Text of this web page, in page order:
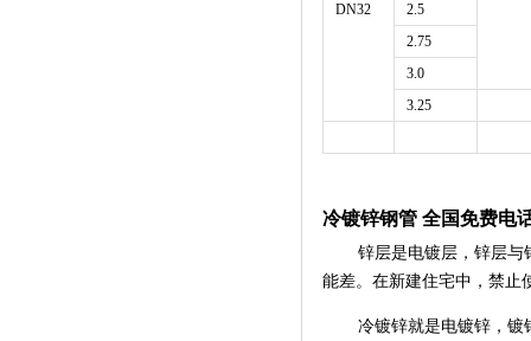
DN32
2.5
2.75
3.0
3.25
冷镀锌钢管 全国免费电
锌层是电镀层，锌层与
能差。在新建住宅中，禁止
冷镀锌就是电镀锌，镀